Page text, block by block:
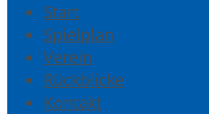
Start
Spielplan
Verein
Rückblicke
Kontakt